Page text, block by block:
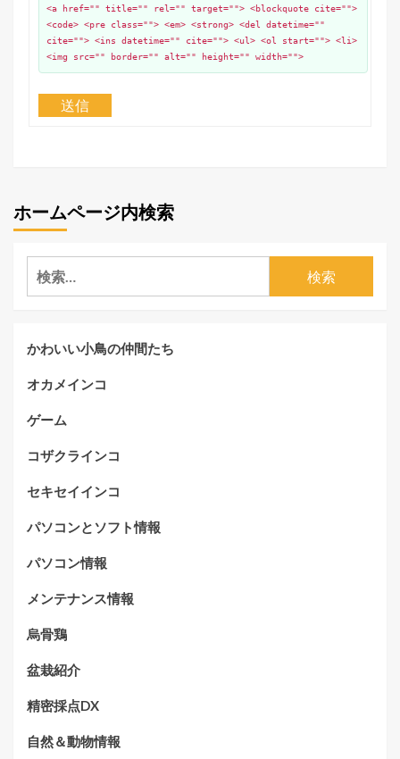
<a href="" title="" rel="" target=""> <blockquote cite="">
<code> <pre class=""> <em> <strong> <del datetime=""
cite=""> <ins datetime="" cite=""> <ul> <ol start=""> <li>
<img src="" border="" alt="" height="" width="">
送信
ホームページ内検索
検
索:
かわいい小鳥の仲間たち
オカメインコ
ゲーム
コザクラインコ
セキセイインコ
パソコンとソフト情報
パソコン情報
メンテナンス情報
烏骨鶏
盆栽紹介
精密採点DX
自然＆動物情報